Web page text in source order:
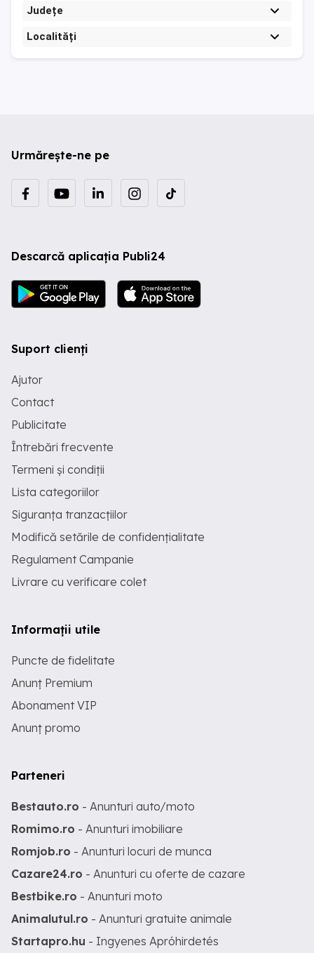
Județe
Localități
Urmărește-ne pe
Descarcă aplicația Publi24
Suport clienți
Ajutor
Contact
Publicitate
Întrebări frecvente
Termeni și condiții
Lista categoriilor
Siguranța tranzacțiilor
Modifică setările de confidențialitate
Regulament Campanie
Livrare cu verificare colet
Informații utile
Puncte de fidelitate
Anunț Premium
Abonament VIP
Anunț promo
Parteneri
Bestauto.ro - Anunturi auto/moto
Romimo.ro - Anunturi imobiliare
Romjob.ro - Anunturi locuri de munca
Cazare24.ro - Anunturi cu oferte de cazare
Bestbike.ro - Anunturi moto
Animalutul.ro - Anunturi gratuite animale
Startapro.hu - Ingyenes Apróhirdetés